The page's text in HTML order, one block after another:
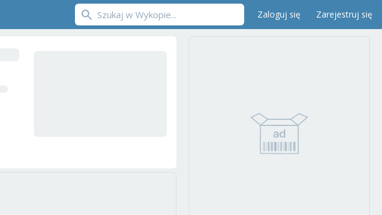
Zaloguj się Zarejestruj się